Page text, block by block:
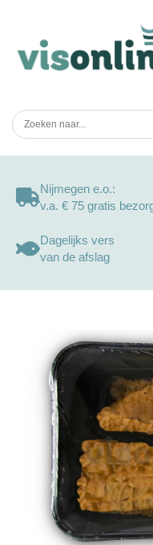
Nijmegen e.o.:
v.a. € 75 gratis
Dagelijks vers
van de afslag